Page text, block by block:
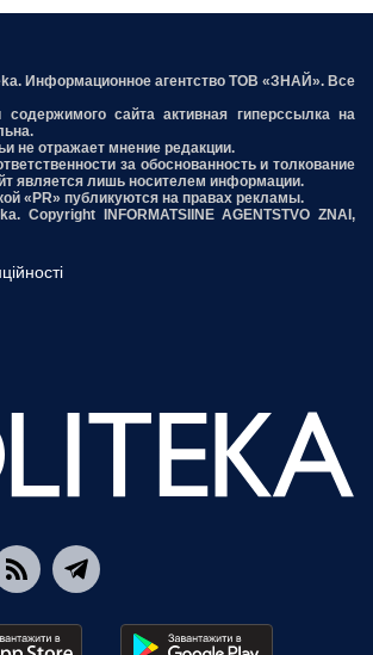
Информационное агентство ТОВ «ЗНАЙ». Все
содержимого сайта активная гиперссылка на
не отражает мнение редакции.
за обоснованность и толкование
является лишь носителем информации.
«PR» публикуются на правах рекламы.
Copyright INFORMATSIINE AGENTSTVO ZNAI,